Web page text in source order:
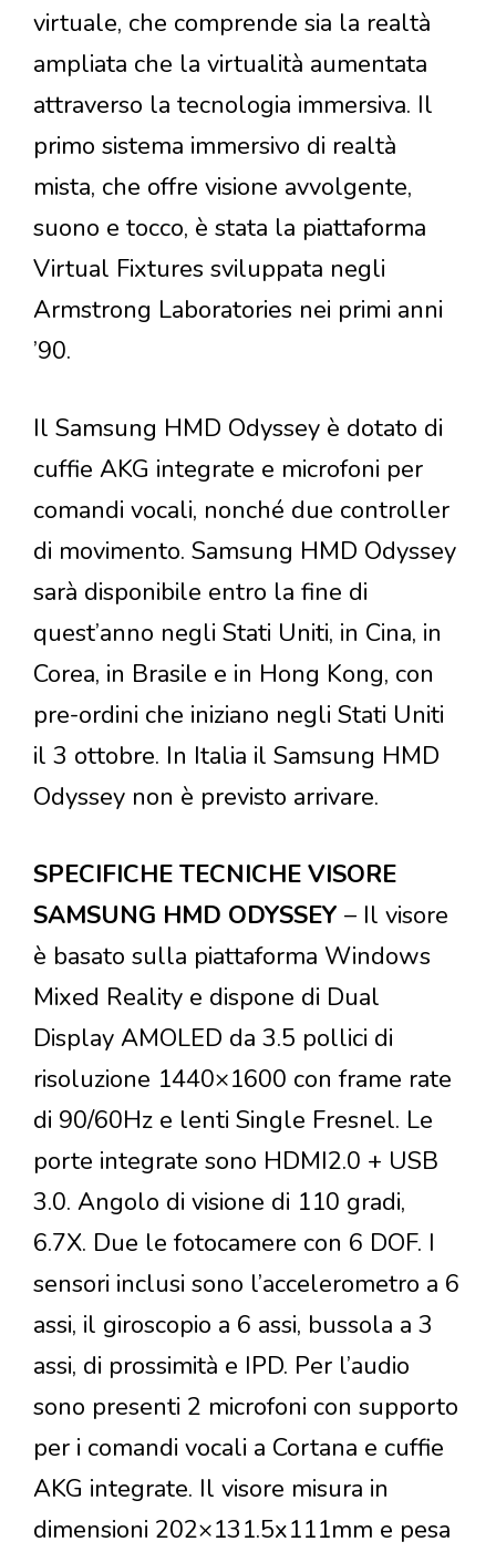
virtuale, che comprende sia la realtà
ampliata che la virtualità aumentata
attraverso la tecnologia immersiva. Il
primo sistema immersivo di realtà
mista, che offre visione avvolgente,
suono e tocco, è stata la piattaforma
Virtual Fixtures sviluppata negli
Armstrong Laboratories nei primi anni
’90.
Il Samsung HMD Odyssey è dotato di
cuffie AKG integrate e microfoni per
comandi vocali, nonché due controller
di movimento. Samsung HMD Odyssey
sarà disponibile entro la fine di
quest’anno negli Stati Uniti, in Cina, in
Corea, in Brasile e in Hong Kong, con
pre-ordini che iniziano negli Stati Uniti
il 3 ottobre. In Italia il Samsung HMD
Odyssey non è previsto arrivare.
SPECIFICHE TECNICHE VISORE
SAMSUNG HMD ODYSSEY – Il visore
è basato sulla piattaforma Windows
Mixed Reality e dispone di Dual
Display AMOLED da 3.5 pollici di
risoluzione 1440×1600 con frame rate
di 90/60Hz e lenti Single Fresnel. Le
porte integrate sono HDMI2.0 + USB
3.0. Angolo di visione di 110 gradi,
6.7X. Due le fotocamere con 6 DOF. I
sensori inclusi sono l’accelerometro a 6
assi, il giroscopio a 6 assi, bussola a 3
assi, di prossimità e IPD. Per l’audio
sono presenti 2 microfoni con supporto
per i comandi vocali a Cortana e cuffie
AKG integrate. Il visore misura in
dimensioni 202×131.5x111mm e pesa